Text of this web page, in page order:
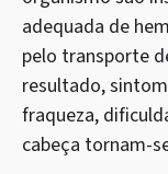
adequada de
pelo transporte
resultado,
fraqueza,
cabeça tornam-